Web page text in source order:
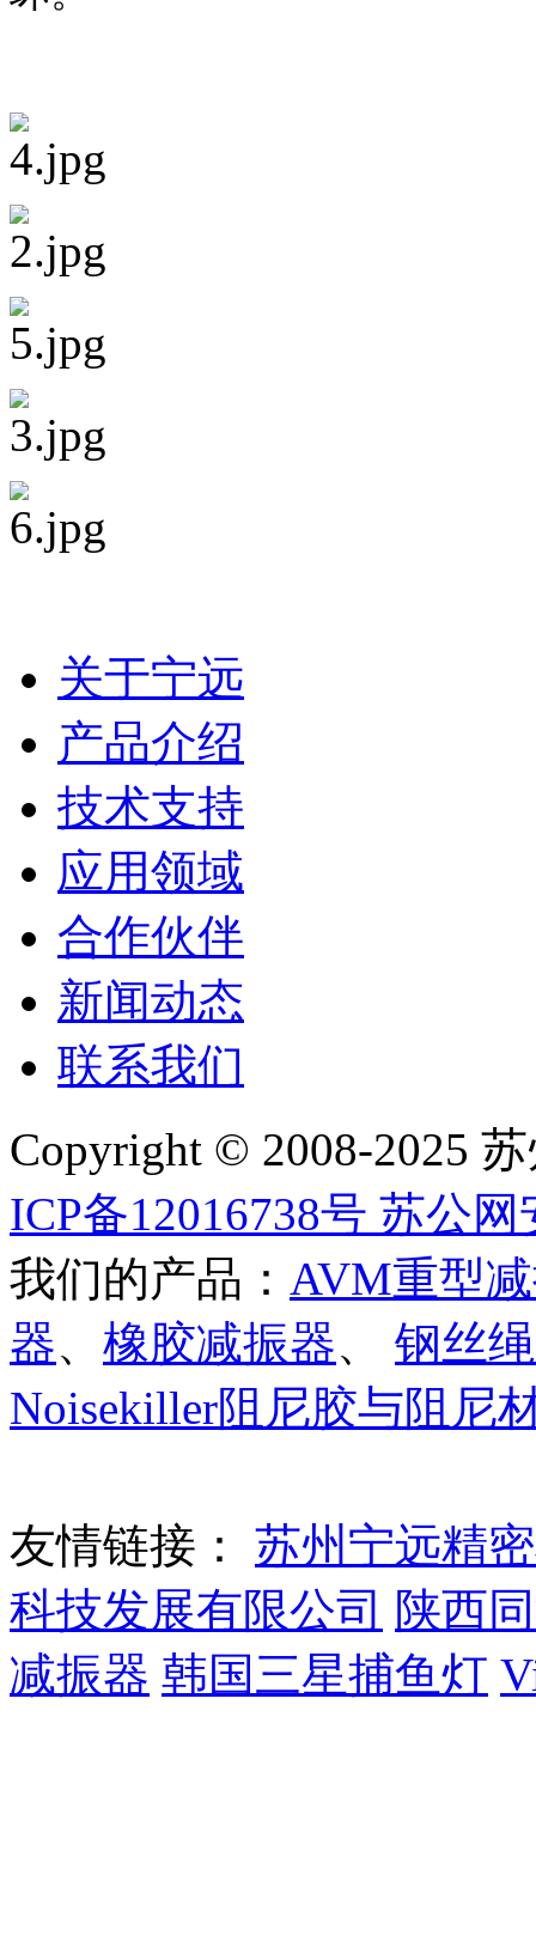
关于宁远
产品介绍
技术支持
应用领域
合作伙伴
新闻动态
联系我们
Copyright © 2008-2025
ICP备12016738号 苏公网
我们的产品： AVM重型
器、 橡胶减振器、 钢丝
Noisekiller阻尼胶与阻尼
友情链接： 苏州宁远精
科技发展有限公司 陕西
减振器 韩国三星捕鱼灯